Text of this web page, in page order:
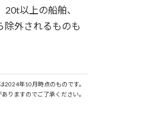
以上の船舶、
除外されるものも
2024年10月時点のものです。
りますのでご了承ください。